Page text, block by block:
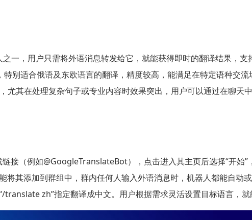
一，用户只需将外语消息转发给它，就能获得即时的翻译结果，支
别适合俄语及东欧语言的翻译，精度较高，能满足在特定语种交流
尤其在处理复杂句子或专业内容时效果突出，用户可以通过在聊天
接（例如@GoogleTranslateBot），点击进入其主页后选择“开始”
将其添加到群组中，群内任何人输入外语消息时，机器人都能自动
zh”指定翻译成中文。用户根据需求灵活设置目标语言，就